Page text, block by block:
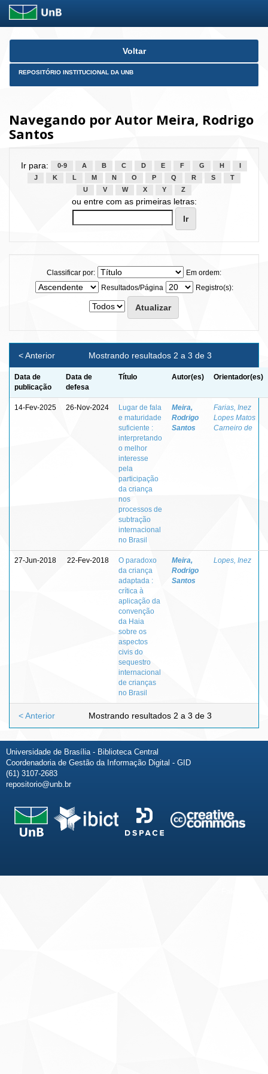
Skip
Voltar
REPOSITÓRIO INSTITUCIONAL DA UNB
Navegando por Autor Meira, Rodrigo
Santos
Ir para: 0-9 A B C D E F G H
J
K L M N O P Q R S
T
U
V W X Y Z
ou entre com as primeiras letras:
Classificar por:
Em ordem:
Resultados/Página
Registro(s):
Mostrando resultados 2 a 3 de 3
< Anterior
Data de
publicação
Data de
defesa
Título Autor(es) Orientador(es)
14-Fev-2025 26-Nov-2024
Lugar de fala
e maturidade
suficiente :
interpretando
o melhor
interesse
pela
participação
da criança
nos
processos de
subtração
internacional
no Brasil
Meira,
Rodrigo
Santos
Farias, Inez
Lopes Matos
Carneiro de
27-Jun-2018 22-Fev-2018
O paradoxo
da criança
adaptada :
crítica à
aplicação da
convenção
da Haia
sobre os
aspectos
civis do
sequestro
internacional
de crianças
no Brasil
Meira,
Rodrigo
Santos
Lopes, Inez
Mostrando resultados 2 a 3 de 3
< Anterior
Universidade de Brasília - Biblioteca Central
Coordenadoria de Gestão da Informação Digital - GID
(61) 3107-2683
repositorio@unb.br